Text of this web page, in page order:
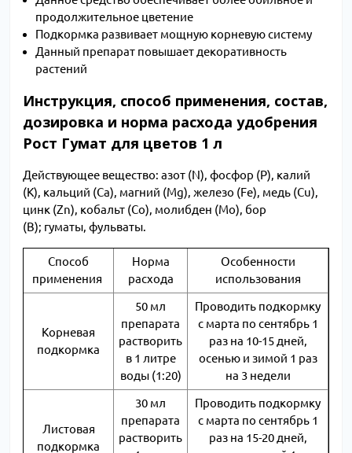
продолжительное цветение
Подкормка развивает мощную корневую систему
Данный препарат повышает декоративность
растений
Инструкция, способ применения, состав,
дозировка и норма расхода удобрения
Рост Гумат для цветов 1 л
Действующее вещество: азот (N), фосфор (P), калий
(K), кальций (Ca), магний (Mg), железо (Fe), медь (Cu),
цинк (Zn), кобальт (Co), молибден (Mo), бор
(B); гуматы, фульваты.
Способ
применения
Норма
расхода
Особенности
использования
Корневая
подкормка
50 мл
препарата
растворить
в 1 литре
воды (1:20)
Проводить подкормку
с марта по сентябрь 1
раз на 10-15 дней,
осенью и зимой 1 раз
на 3 недели
Листовая
подкормка
30 мл
препарата
растворить
Проводить подкормку
с марта по сентябрь 1
раз на 15-20 дней,